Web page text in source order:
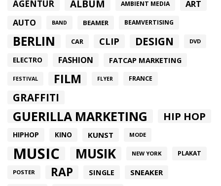
AGENTUR ALBUM AMBIENT MEDIA ART
AUTO BAND BEAMER BEAMVERTISING
BERLIN CAR CLIP DESIGN DVD
ELECTRO FASHION FATCAP MARKETING
FESTIVAL FILM FLYER FRANCE
GRAFFITI
GUERILLA MARKETING HIP HOP
HIPHOP KINO KUNST MODE
MUSIC MUSIK NEW YORK PLAKAT
POSTER RAP SINGLE SNEAKER